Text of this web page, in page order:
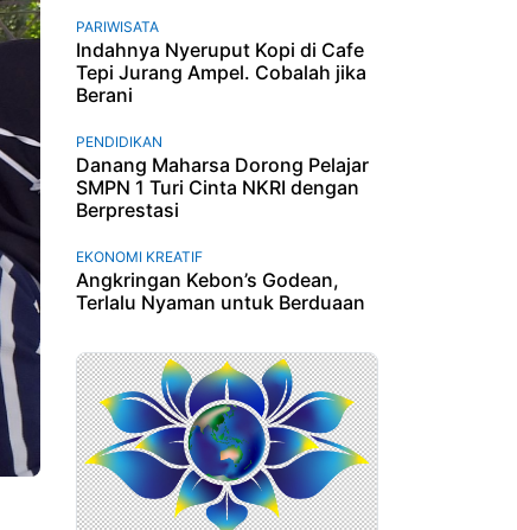
PARIWISATA
Indahnya Nyeruput Kopi di Cafe
Tepi Jurang Ampel. Cobalah jika
Berani
PENDIDIKAN
Danang Maharsa Dorong Pelajar
SMPN 1 Turi Cinta NKRI dengan
Berprestasi
EKONOMI KREATIF
Angkringan Kebon’s Godean,
Terlalu Nyaman untuk Berduaan